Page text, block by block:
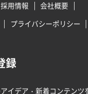
採用情報
会社概要
プライバシーポリシー